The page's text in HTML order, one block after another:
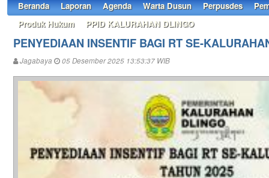
Beranda Laporan Agenda Warta Dusun Perpusdes
Produk Hukum
PPID KALURAHAN DLINGO
PENYEDIAAN INSENTIF BAGI RT SE-
Jagabaya 05 Desember 2025 13:53:37 WIB